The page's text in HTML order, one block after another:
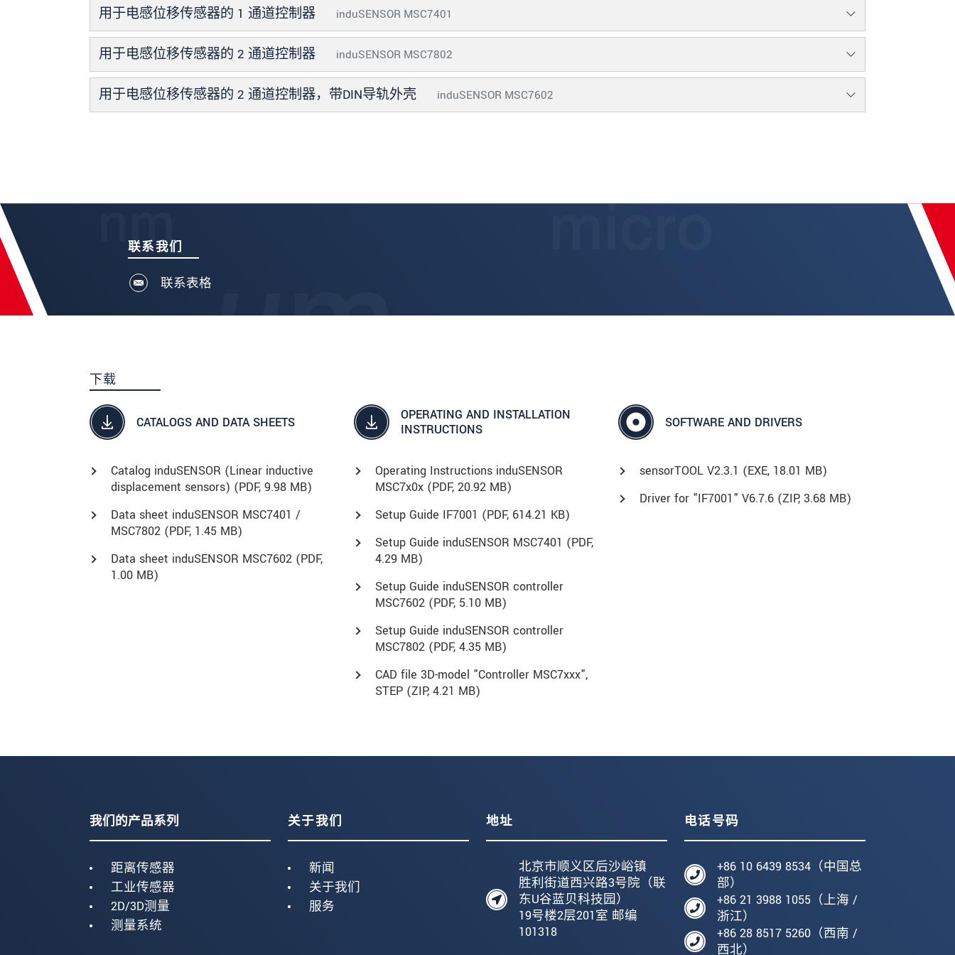
用于电感位移传感器的 1 通道控制器 induSENSOR MSC7401
用于电感位移传感器的 2 通道控制器 induSENSOR MSC7802
用于电感位移传感器的 2 通道控制器，带DIN导轨外壳 induSENSOR MSC7602
联系我们
联系表格
下载
CATALOGS AND DATA SHEETS
Catalog induSENSOR (Linear inductive
displacement sensors) (PDF, 9.98 MB)
Data sheet induSENSOR MSC7401 /
MSC7802 (PDF, 1.45 MB)
Data sheet induSENSOR MSC7602 (PDF,
1.00 MB)
OPERATING AND INSTALLATION
INSTRUCTIONS
Operating Instructions induSENSOR
MSC7x0x (PDF, 20.92 MB)
Setup Guide IF7001 (PDF, 614.21 KB)
Setup Guide induSENSOR MSC7401 (PDF,
4.29 MB)
Setup Guide induSENSOR controller
MSC7602 (PDF, 5.10 MB)
Setup Guide induSENSOR controller
MSC7802 (PDF, 4.35 MB)
CAD file 3D-model "Controller MSC7xxx",
STEP (ZIP, 4.21 MB)
SOFTWARE AND DRIVERS
sensorTOOL V2.3.1 (EXE, 18.01 MB)
Driver for "IF7001" V6.7.6 (ZIP, 3.68 MB)
我们的产品系列
距离传感器
工业传感器
2D/3D测量
测量系统
关于我们
新闻
关于我们
服务
地址
北京市顺义区后沙峪镇
胜利街道西兴路3号院（联
东U谷蓝贝科技园）
19号楼2层201室 邮编
101318
电话号码
+86 10 6439 8534（中国总
部）
+86 21 3988 1055（上海 /
浙江）
+86 28 8517 5260（西南 /
西北）